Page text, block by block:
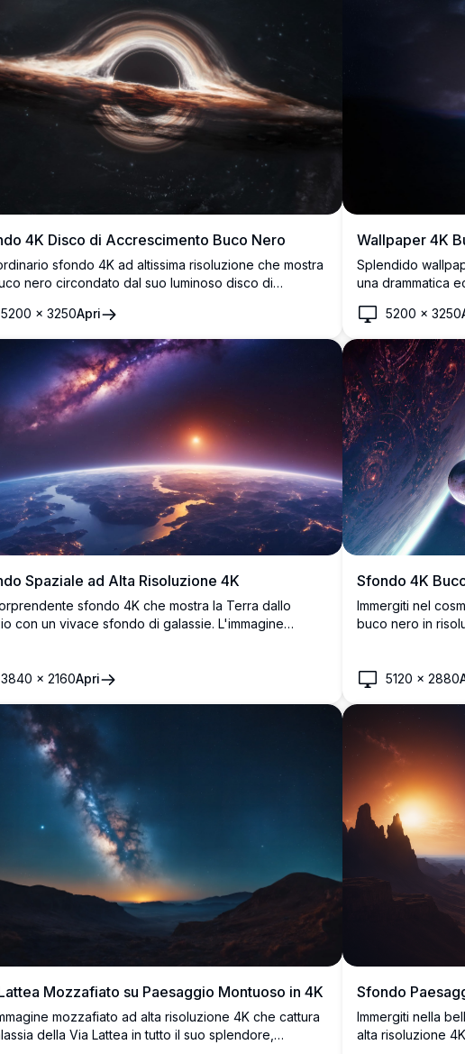
4K Disco di Accrescimento Buco Nero
sfondo 4K ad altissima risoluzione che mostra
nero circondato dal suo luminoso disco di
cosmico ipnotizzante sullo sfondo stellare,
i misteri dello spazio profondo sul tuo desktop
accuratezza scientifica mozzafiato e dettagli visivi
5200 ×3250Apri
Wallpaper 4K
Splendido
una drammatica
e blu con brillanti
una scena
5200 × 3250
Spaziale ad Alta Risoluzione 4K
sfondo 4K che mostra la Terra dallo
con un vivace sfondo di galassie. L'immagine
offre una vista mozzafiato del nostro mondo e del
3840 ×2160Apri
Sfondo 4K
Immergiti nel
buco nero in
vuoto infinito.
5120 × 2880
Mozzafiato su Paesaggio Montuoso in 4K
mozzafiato ad alta risoluzione 4K che cattura
della Via Lattea in tutto il suo splendore,
Sfondo
Immergiti nella
alta risoluzione